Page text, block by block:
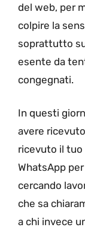
del web, per
colpire la
soprattutto
esente da
congegnati.
In questi
avere
ricevuto il tuo
WhatsApp
cercando
che sa
a chi invece